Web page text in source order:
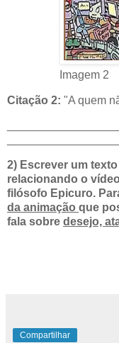
Imagem 2
Citação 2: "A quem
2) Escrever um
relacionando o
filósofo Epicuro.
da animação que
fala sobre desejo,
Compartilhar